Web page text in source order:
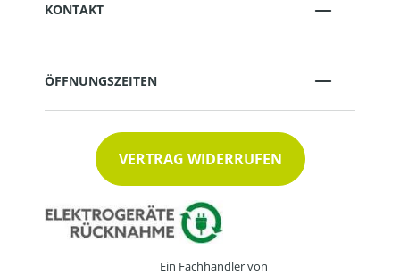
KONTAKT
ÖFFNUNGSZEITEN
VERTRAG WIDERRUFEN
Ein Fachhändler von